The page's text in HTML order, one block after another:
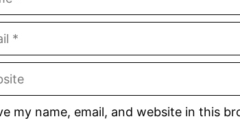
my name, email, and website in this